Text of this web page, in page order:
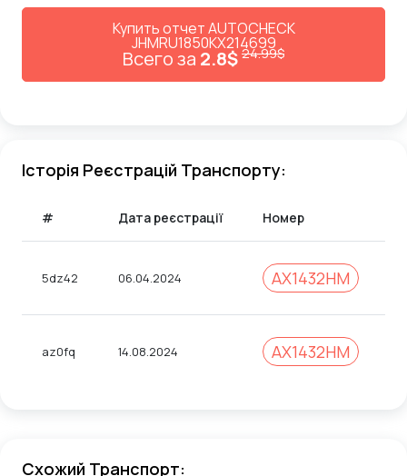
Купить отчет AUTOCHECK
JHMRU1850KX214699
Всего за 2.8$24.99$
Історія Реєстрацій Транспорту:
# Дата реєстрації Номер
5dz42 06.04.2024 AX1432HM
az0fq 14.08.2024 AX1432HM
Схожий Транспорт: